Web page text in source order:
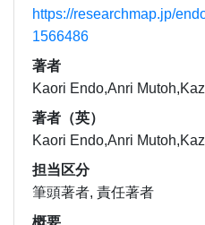
https://researchmap.jp/
1566486
著者
Kaori Endo,Anri
著者（英）
Kaori Endo,Anri
担当区分
筆頭著者, 責任著者
概要